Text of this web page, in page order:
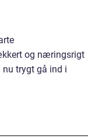
og næringsrigt
trygt gå ind i